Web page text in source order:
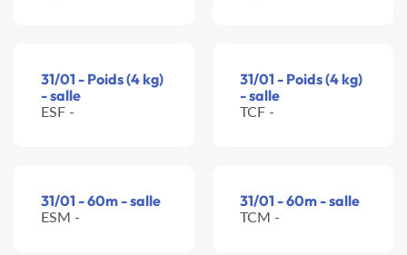
31/01 - Poids (4 kg)
- salle
ESF -
31/01 - Poids (4 kg)
- salle
TCF -
31/01 - 60m - salle
ESM -
31/01 - 60m - salle
TCM -